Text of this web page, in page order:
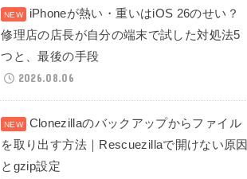
iPhoneが熱い・重いはiOS 26のせい？
修理店の店長が自分の端末で試した対処法5
つと、最後の手段
2026.08.06
Clonezillaのバックアップからファイル
を取り出す方法｜Rescuezillaで開けない原因
とgzip設定